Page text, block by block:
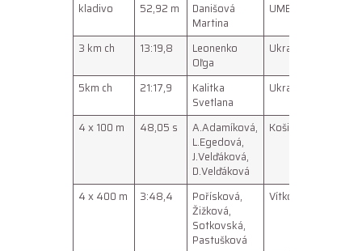
kladivo 52,92 m
Danišová
Martina
UMBBB
3 km ch 13:19,8
Leonenko
Oľga
Ukrajina
5km ch 21:17,9
Kalitka
Svetlana
Ukrajina
4 x 100 m 48,05 s
A.Adamíková,
L.Egedová,
J.Velďáková,
D.Velďáková
Košice
4 x 400 m 3:48,4
Pořísková,
Žižková,
Sotkovská,
Pastušková
Vítkovice